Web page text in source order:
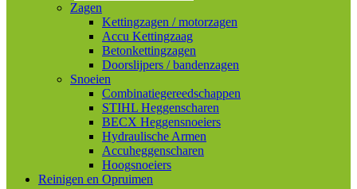
Zagen
Kettingzagen / motorzagen
Accu Kettingzaag
Betonkettingzagen
Doorslijpers / bandenzagen
Snoeien
Combinatiegereedschappen
STIHL Heggenscharen
BECX Heggensnoeiers
Hydraulische Armen
Accuheggenscharen
Hoogsnoeiers
Reinigen en Opruimen